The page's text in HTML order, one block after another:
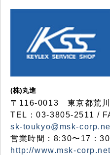
(株)丸進
〒116-0013 東京都荒
TEL：03-3805-2511 /
sk-toukyo@msk-
営業時間：8:30〜17：
http://www.msk-corp.net